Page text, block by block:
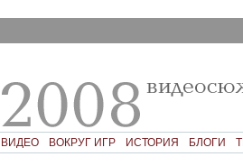
ВИДЕО ВОКРУГ ИГР ИСТОРИЯ БЛОГИ